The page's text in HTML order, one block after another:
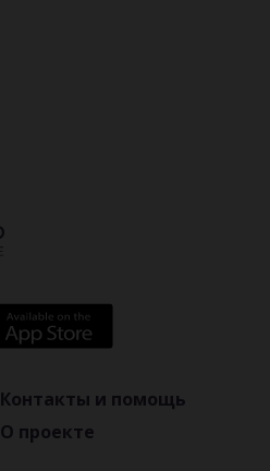
Контакты и помощь
О проекте